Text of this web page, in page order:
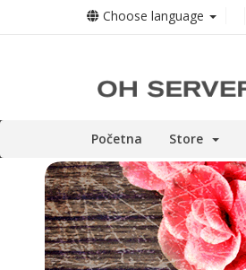
Choose language
Početna Store